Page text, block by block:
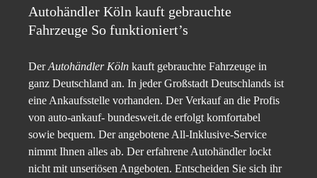
Autohändler Köln kauft gebrauchte
Fahrzeuge So funktioniert’s
DerAutohändler Köln kauft gebrauchte Fahrzeuge in
ganz Deutschland an. In jeder Großstadt Deutschlands ist
eine Ankaufsstelle vorhanden. Der Verkauf an die Profis
von auto-ankauf- bundesweit.de erfolgt komfortabel
sowie bequem. Der angebotene All-Inklusive-Service
nimmt Ihnen alles ab. Der erfahrene Autohändler lockt
nicht mit unseriösen Angeboten. Entscheiden Sie sich ihr